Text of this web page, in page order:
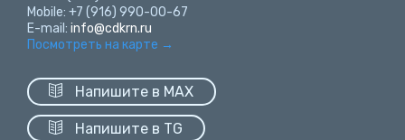
Mobile: +7 (916) 990-00-67
E-mail: info@cdkrn.ru
Посмотреть на карте →
 Напишите в MAX
 Напишите в TG